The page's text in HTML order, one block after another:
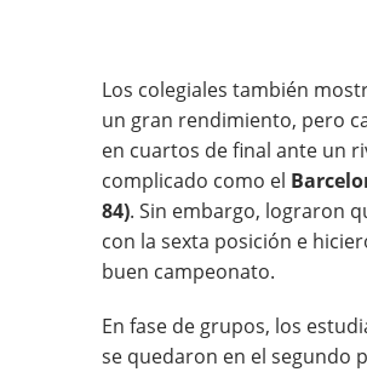
Los colegiales también
un gran rendimiento, pero
en cuartos de final ante un
complicado como el
84). Sin embargo, lograron
con la sexta posición e
buen campeonato.
En fase de grupos, los
se quedaron en el segundo